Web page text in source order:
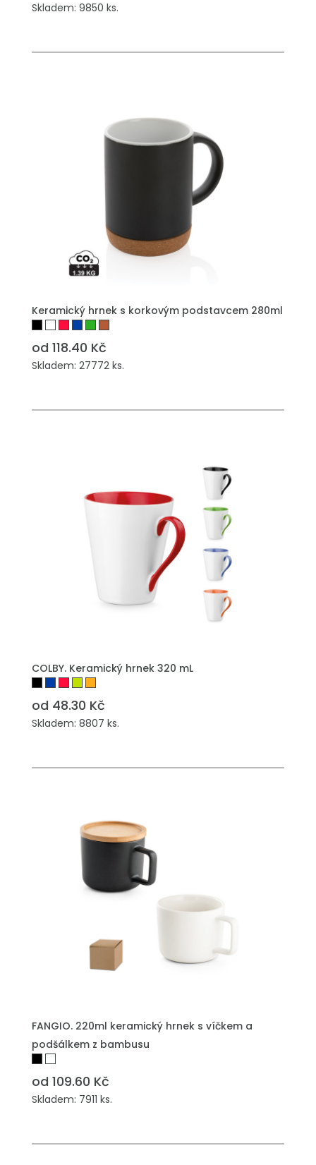
Skladem: 9850 ks.
Keramický hrnek s korkovým podstavcem 280ml
od 118.40 Kč
Skladem: 27772 ks.
COLBY. Keramický hrnek 320 mL
od 48.30 Kč
Skladem: 8807 ks.
FANGIO. 220ml keramický hrnek s víčkem a
podšálkem z bambusu
od 109.60 Kč
Skladem: 7911 ks.